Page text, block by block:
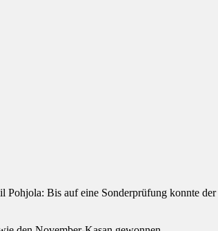
Pohjola: Bis auf eine Sonderprüfung konnte